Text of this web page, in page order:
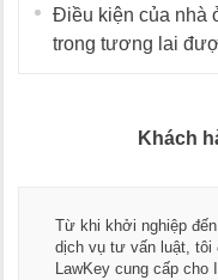
Điều kiện của nhà
trong tương lai
Khách
Từ khi khởi nghiệp
dịch vụ tư vấn luật, tôi
LawKey cung cấp cho